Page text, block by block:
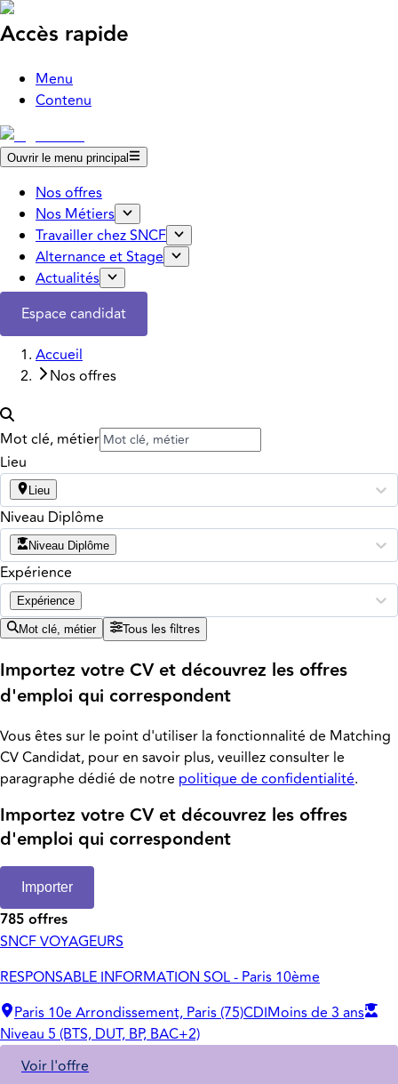
Accès rapide
Menu
Contenu
Ouvrir le menu principal
Nos offres
Nos Métiers
Travailler chez SNCF
Alternance et Stage
Actualités
Espace candidat
Accueil
Nos offres
Mot clé, métier
Lieu
Lieu
Niveau Diplôme
Niveau Diplôme
Expérience
Expérience
Mot clé, métier Tous les filtres
Importez votre CV et découvrez les offres
d'emploi qui correspondent
Vous êtes sur le point d'utiliser la fonctionnalité de Matching
CV Candidat, pour en savoir plus, veuillez consulter le
paragraphe dédié de notre politique de confidentialité.
Importez votre CV et découvrez les offres
d'emploi qui correspondent
Importer
785 offres
SNCF VOYAGEURS
RESPONSABLE INFORMATION SOL - Paris 10ème
Paris 10e Arrondissement, Paris (75)CDIMoins de 3 ans
Niveau 5 (BTS, DUT, BP, BAC+2)
Voir l'offre